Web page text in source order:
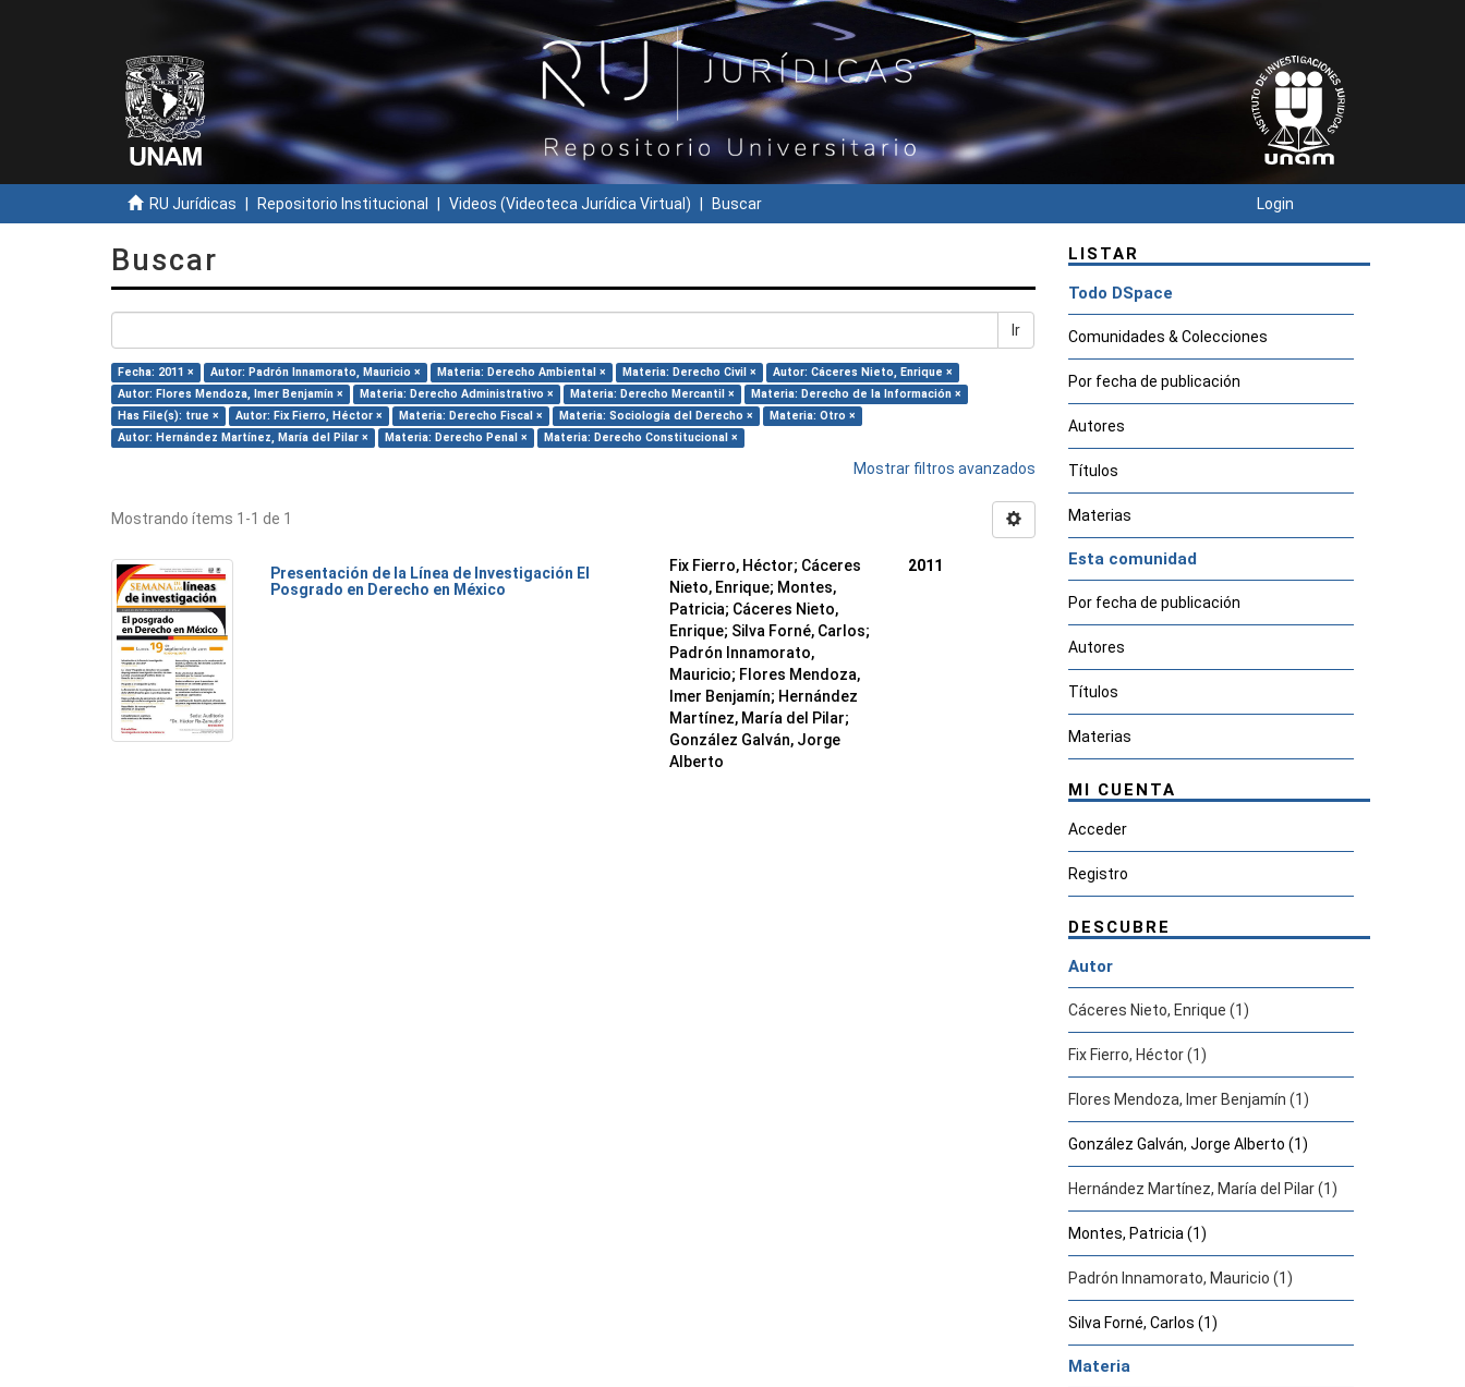
RU Jurídicas Repositorio Institucional Videos (Videoteca Jurídica Virtual) Buscar Login
Buscar
Ir
Fecha: 2011 × Autor: Padrón Innamorato, Mauricio × Materia: Derecho Ambiental × Materia: Derecho Civil ×
Autor: Cáceres Nieto, Enrique ×
Autor: Flores Mendoza, Imer Benjamín ×
Materia: Derecho Administrativo × Materia: Derecho Mercantil ×
Materia: Derecho de la Información ×
Has File(s): true ×
Autor: Fix Fierro, Héctor × Materia: Derecho Fiscal × Materia: Sociología del Derecho ×
Materia: Otro ×
Autor: Hernández Martínez, María del Pilar ×
Materia: Derecho Penal × Materia: Derecho Constitucional ×
Mostrar filtros avanzados
Mostrando ítems 1-1 de 1
Presentación de la Línea de Investigación El
Posgrado en Derecho en México
Fix Fierro, Héctor; Cáceres
Nieto, Enrique; Montes,
Patricia; Cáceres Nieto,
Enrique; Silva Forné, Carlos;
Padrón Innamorato,
Mauricio; Flores Mendoza,
Imer Benjamín; Hernández
Martínez, María del Pilar;
González Galván, Jorge
Alberto
2011
LISTAR
Todo DSpace
Comunidades & Colecciones
Por fecha de publicación
Autores
Títulos
Materias
Esta comunidad
Por fecha de publicación
Autores
Títulos
Materias
MI CUENTA
Acceder
Registro
DESCUBRE
Autor
Cáceres Nieto, Enrique (1)
Fix Fierro, Héctor (1)
Flores Mendoza, Imer Benjamín (1)
González Galván, Jorge Alberto (1)
Hernández Martínez, María del Pilar (1)
Montes, Patricia (1)
Padrón Innamorato, Mauricio (1)
Silva Forné, Carlos (1)
Materia